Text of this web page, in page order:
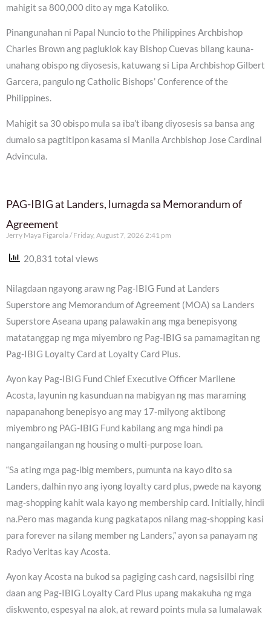
mahigit sa 800,000 dito ay mga Katoliko.
Pinangunahan ni Papal Nuncio to the Philippines Archbishop
Charles Brown ang pagluklok kay Bishop Cuevas bilang kauna-
unahang obispo ng diyosesis, katuwang si Lipa Archbishop Gilbert
Garcera, pangulo ng Catholic Bishops’ Conference of the
Philippines.
Mahigit sa 30 obispo mula sa iba’t ibang diyosesis sa bansa ang
dumalo sa pagtitipon kasama si Manila Archbishop Jose Cardinal
Advincula.
PAG-IBIG at Landers, lumagda sa Memorandum of
Agreement
Jerry Maya Figarola Friday, August 7, 2026 2:41 pm
20,831 total views
Nilagdaan ngayong araw ng Pag-IBIG Fund at Landers
Superstore ang Memorandum of Agreement (MOA) sa Landers
Superstore Aseana upang palawakin ang mga benepisyong
matatanggap ng mga miyembro ng Pag-IBIG sa pamamagitan ng
Pag-IBIG Loyalty Card at Loyalty Card Plus.
Ayon kay Pag-IBIG Fund Chief Executive Officer Marilene
Acosta, layunin ng kasunduan na mabigyan ng mas maraming
napapanahong benepisyo ang may 17-milyong aktibong
miyembro ng PAG-IBIG Fund kabilang ang mga hindi pa
nangangailangan ng housing o multi-purpose loan.
“Sa ating mga pag-ibig members, pumunta na kayo dito sa
Landers, dalhin nyo ang iyong loyalty card plus, pwede na kayong
mag-shopping kahit wala kayo ng membership card. Initially, hindi
na.Pero mas maganda kung pagkatapos nilang mag-shopping kasi
para forever na silang member ng Landers,” ayon sa panayam ng
Radyo Veritas kay Acosta.
Ayon kay Acosta na bukod sa pagiging cash card, nagsisilbi ring
daan ang Pag-IBIG Loyalty Card Plus upang makakuha ng mga
diskwento, espesyal na alok, at reward points mula sa lumalawak